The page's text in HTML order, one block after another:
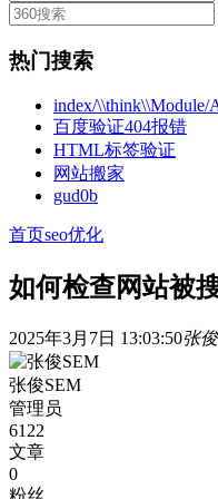
热门搜索
index/\\think\\Module/
百度验证404报错
HTML标签验证
网站搬家
gud0b
首页seo优化
如何检查网站被
2025年3月7日 13:03:50张
张俊SEM
管理员
6122
文章
0